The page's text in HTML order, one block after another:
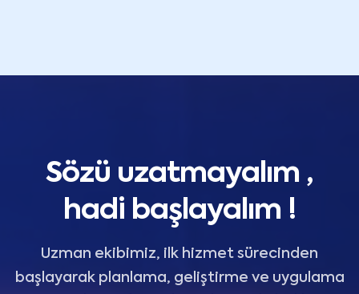
Sözü uzatmayalım ,
hadi başlayalım !
Uzman ekibimiz, ilk hizmet sürecinden
başlayarak planlama, geliştirme ve uygulama